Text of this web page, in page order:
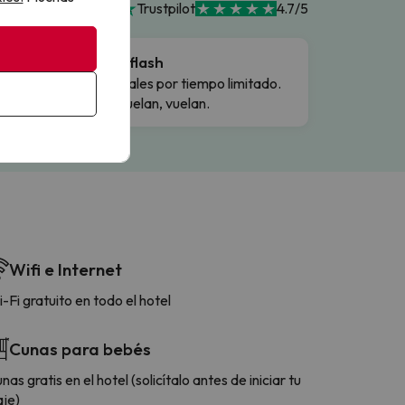
Trustpilot 4.7/5
Ofertas flash
Precios reales por tiempo limitado.
Cuando vuelan, vuelan.
Wifi e Internet
Fi gratuito en todo el hotel
Cunas para bebés
gratis en el hotel (solicítalo antes de iniciar tu